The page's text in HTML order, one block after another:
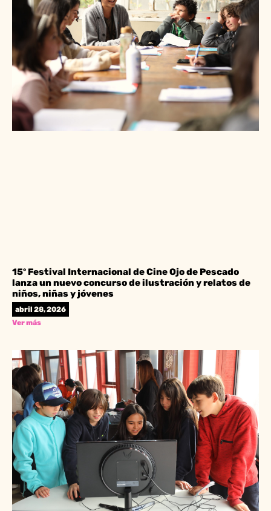
15º Festival Internacional de Cine Ojo de Pescado
lanza un nuevo concurso de ilustración y relatos de
niños, niñas y jóvenes
abril 28, 2026
Ver más